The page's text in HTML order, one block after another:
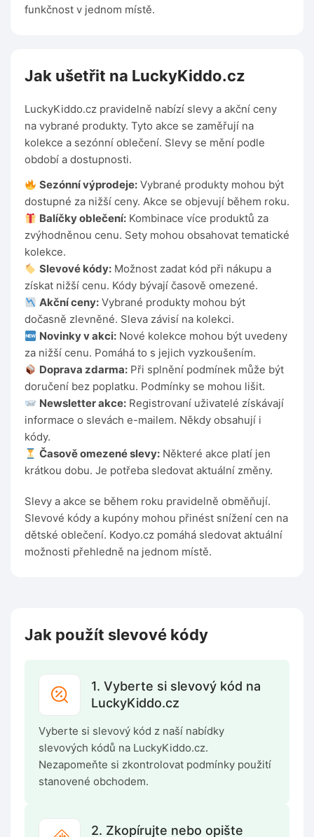
funkčnost v jednom místě.
Jak ušetřit na LuckyKiddo.cz
LuckyKiddo.cz pravidelně nabízí slevy a akční ceny
na vybrané produkty. Tyto akce se zaměřují na
kolekce a sezónní oblečení. Slevy se mění podle
období a dostupnosti.
Sezónní výprodeje: Vybrané produkty mohou být
dostupné za nižší ceny. Akce se objevují během roku.
Balíčky oblečení: Kombinace více produktů za
zvýhodněnou cenu. Sety mohou obsahovat tematické
kolekce.
Slevové kódy: Možnost zadat kód při nákupu a
získat nižší cenu. Kódy bývají časově omezené.
Akční ceny: Vybrané produkty mohou být
dočasně zlevněné. Sleva závisí na kolekci.
Novinky v akci: Nové kolekce mohou být uvedeny
za nižší cenu. Pomáhá to s jejich vyzkoušením.
Doprava zdarma: Při splnění podmínek může být
doručení bez poplatku. Podmínky se mohou lišit.
Newsletter akce: Registrovaní uživatelé získávají
informace o slevách e-mailem. Někdy obsahují i
kódy.
Časově omezené slevy: Některé akce platí jen
krátkou dobu. Je potřeba sledovat aktuální změny.
Slevy a akce se během roku pravidelně obměňují.
Slevové kódy a kupóny mohou přinést snížení cen na
dětské oblečení. Kodyo.cz pomáhá sledovat aktuální
možnosti přehledně na jednom místě.
Jak použít slevové kódy
1. Vyberte si slevový kód na
LuckyKiddo.cz
Vyberte si slevový kód z naší nabídky
slevových kódů na LuckyKiddo.cz.
Nezapomeňte si zkontrolovat podmínky použití
stanovené obchodem.
2. Zkopírujte nebo opište